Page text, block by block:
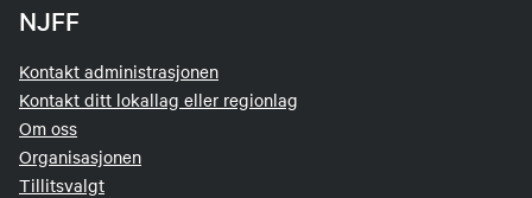
NJFF
Kontakt administrasjonen
Kontakt ditt lokallag eller regionlag
Om oss
Organisasjonen
Tillitsvalgt